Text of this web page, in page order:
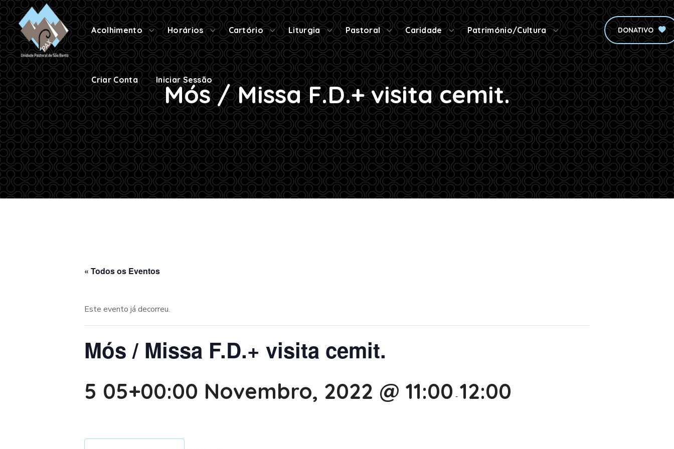
Acolhimento Horários Cartório Liturgia Pastoral Caridade Património/Cultura
Criar Conta Iniciar Sessão
DONATIVO
Criar Conta Iniciar Sessão
Mós / Missa F.D.+ visita cemit.
« Todos os Eventos
Este evento já decorreu.
Mós / Missa F.D.+ visita cemit.
5 05+00:00 Novembro, 2022 @ 11:00 -12:00